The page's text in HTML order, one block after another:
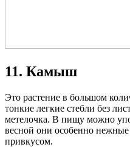
11. Камыш
Это растение в большом
тонкие легкие стебли без
метелочка. В пищу можно
весной они особенно
привкусом.